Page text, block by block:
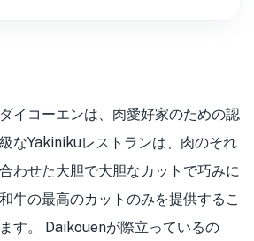
イコーエンは、肉愛好家のための認
なYakinikuレストランは、肉のそれ
わせた大胆で大胆なカットで巧みに
牛の最高のカットのみを提供するこ
す。 Daikouenが際立っているの